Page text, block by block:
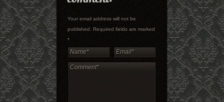
Your email address will not be
published. Required fields are marked
*